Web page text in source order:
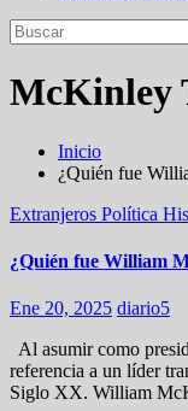
McKinley
Inicio
¿Quién fue
Extranjeros Política
¿Quién fue William
Ene 20, 2025 diario5
Al asumir como
referencia a un líder
Siglo XX. William